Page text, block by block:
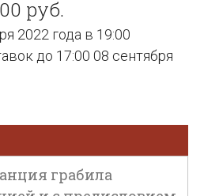
руб.
2022 года в 19:00
до 17:00 08 сентября
грабила